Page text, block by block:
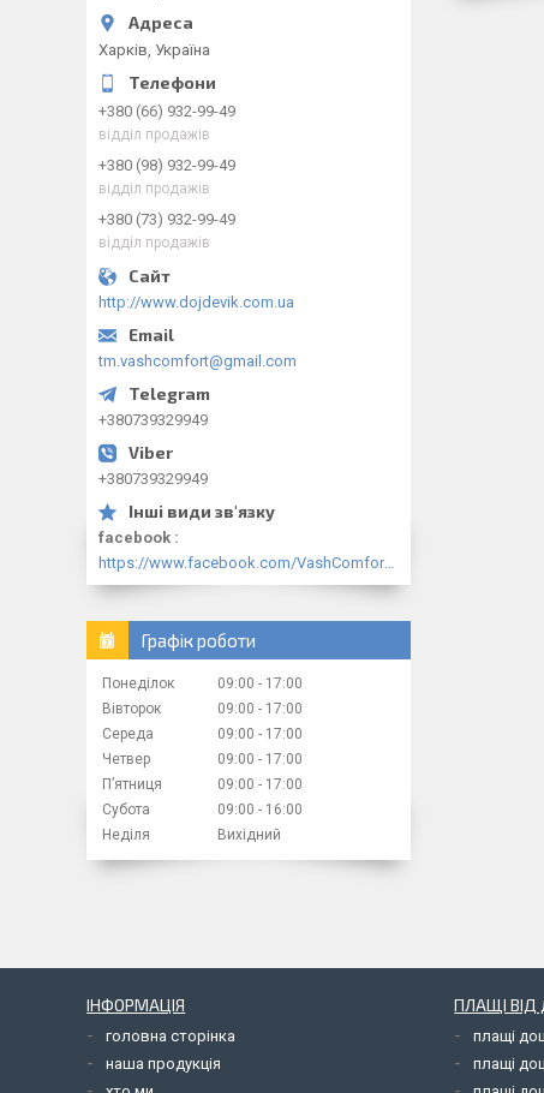
Харків, Україна
+380 (66) 932-99-49
відділ продажів
+380 (98) 932-99-49
відділ продажів
+380 (73) 932-99-49
відділ продажів
http://www.dojdevik.com.ua
tm.vashcomfort@gmail.com
+380739329949
+380739329949
facebook
https://www.facebook.com/VashComfort.ua/
Графік роботи
Понеділок 09:00
17:00
Вівторок
09:00
17:00
Середа
09:00
17:00
Четвер
09:00
17:00
Пʼятниця
09:00
17:00
Субота
09:00
16:00
Неділя
Вихідний
ІНФОРМАЦІЯ
головна сторінка
наша продукція
ПЛАЩІ
плащі
плащі